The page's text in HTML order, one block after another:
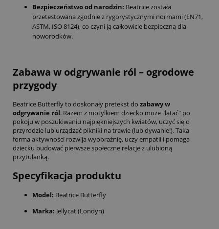
Bezpieczeństwo od narodzin: Beatrice została
przetestowana zgodnie z rygorystycznymi normami (EN71,
ASTM, ISO 8124), co czyni ją całkowicie bezpieczną dla
noworodków.
Zabawa w odgrywanie ról – ogrodowe
przygody
Beatrice Butterfly to doskonały pretekst do zabawy w
odgrywanie ról. Razem z motylkiem dziecko może "latać" po
pokoju w poszukiwaniu najpiękniejszych kwiatów, uczyć się o
przyrodzie lub urządzać pikniki na trawie (lub dywanie!). Taka
forma aktywności rozwija wyobraźnię, uczy empatii i pomaga
dziecku budować pierwsze społeczne relacje z ulubioną
przytulanką.
Specyfikacja produktu
Model: Beatrice Butterfly
Marka: Jellycat (Londyn)